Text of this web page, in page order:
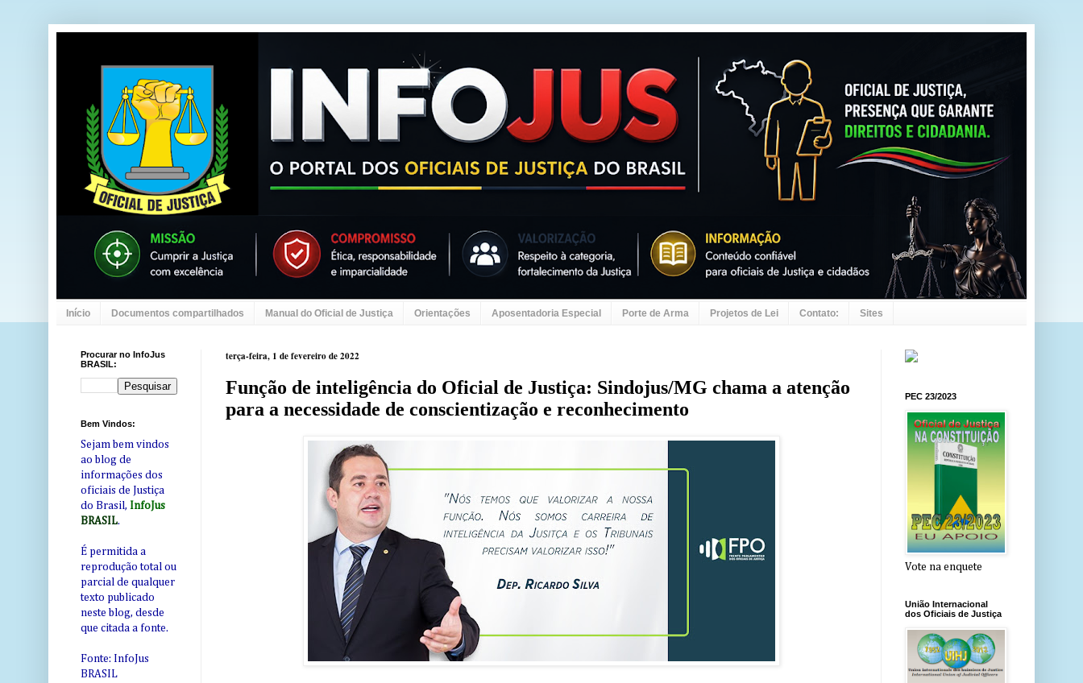
Início Documentos compartilhados Manual do Oficial de Justiça Orientações Aposentadoria Especial Porte de Arma Projetos de Lei Contato: Sites
terça-feira, 1 de fevereiro de 2022
Função de inteligência do Oficial de Justiça: Sindojus/MG chama a atenção
para a necessidade de conscientização e reconhecimento
Procurar no InfoJus
BRASIL:
Bem Vindos:
Sejam bem vindos
ao blog de
informações dos
oficiais de Justiça
do Brasil, InfoJus
BRASIL.
É permitida a
reprodução total ou
parcial de qualquer
texto publicado
neste blog, desde
que citada a fonte.
Fonte: InfoJus
BRASIL
PEC 23/2023
Vote na enquete
União Internacional
dos Oficiais de Justiça